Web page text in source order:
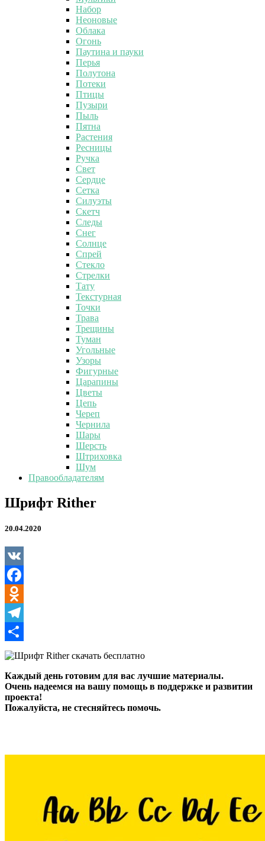
Набор
Неоновые
Облака
Огонь
Паутина и пауки
Перья
Полутона
Потеки
Птицы
Пузыри
Пыль
Пятна
Растения
Ресницы
Ручка
Свет
Сердце
Сетка
Силуэты
Скетч
Следы
Снег
Солнце
Спрей
Стекло
Стрелки
Тату
Текстурная
Точки
Трава
Трещины
Туман
Угольные
Узоры
Фигурные
Царапины
Цветы
Цепь
Череп
Чернила
Шары
Шерсть
Штриховка
Шум
Правообладателям
Шрифт
Rither
Шрифт Rither
20.04.2020
VK
Facebook
Odnoklassniki
Telegram
Отправить
Каждый день готовим для вас лучшие материалы.
Очень надеемся на вашу помощь в поддержке и развитии
проекта!
Пожалуйста, не стесняйтесь помочь.